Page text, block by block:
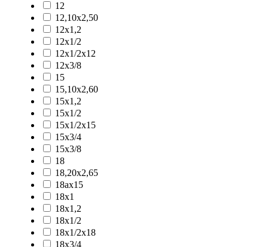
12
12,10x2,50
12x1,2
12x1/2
12x1/2x12
12x3/8
15
15,10x2,60
15x1,2
15x1/2
15x1/2x15
15x3/4
15x3/8
18
18,20x2,65
18ax15
18x1
18x1,2
18x1/2
18x1/2x18
18x3/4